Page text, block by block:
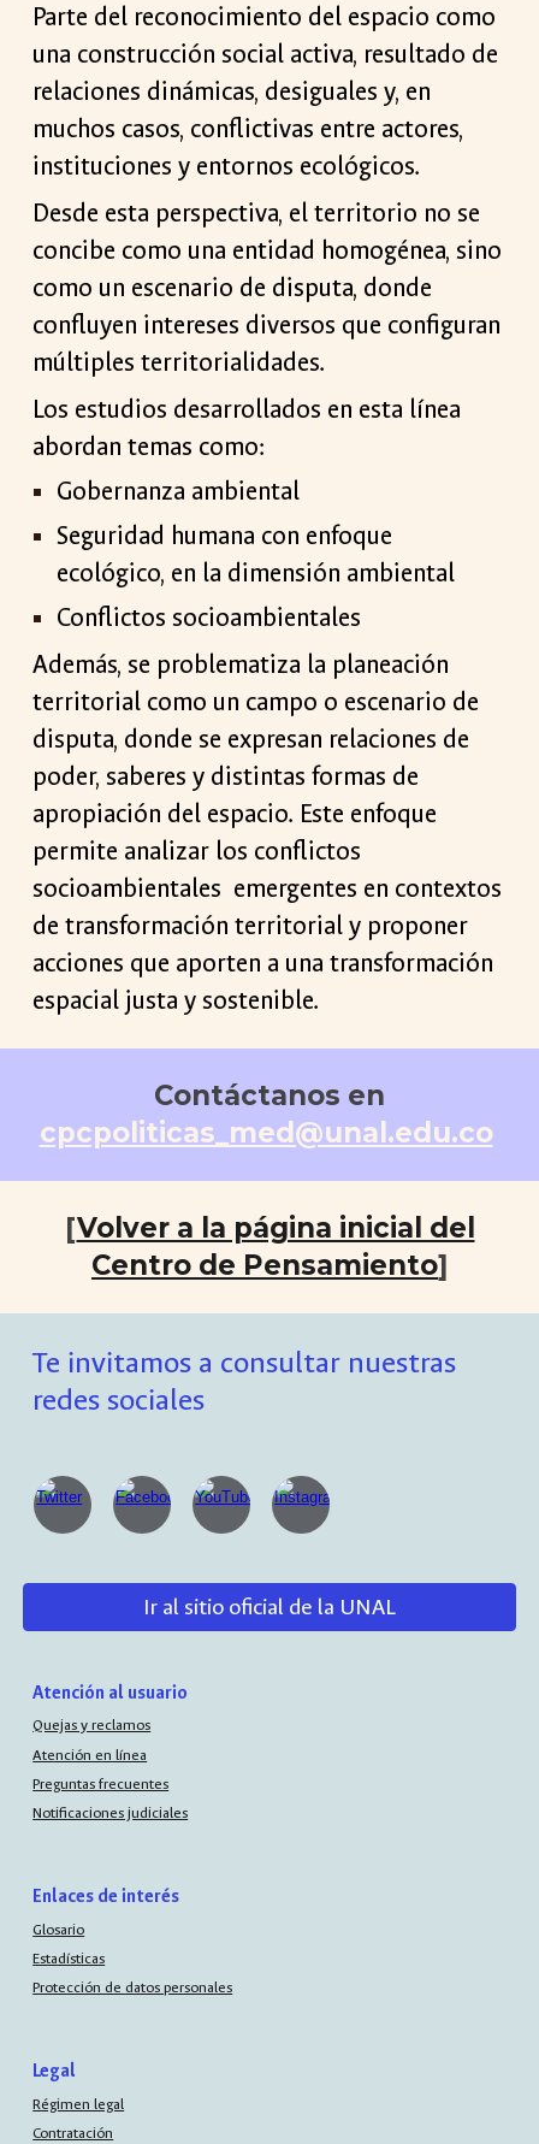
Parte del reconocimiento del espacio como
una construcción social activa, resultado de
relaciones dinámicas, desiguales y, en
muchos casos, conflictivas entre actores,
instituciones y entornos ecológicos.
Desde esta perspectiva, el territorio no se
concibe como una entidad homogénea, sino
como un escenario de disputa, donde
confluyen intereses diversos que configuran
múltiples territorialidades.
Los estudios desarrollados en esta línea
abordan temas como:
Gobernanza ambiental
Seguridad humana con enfoque
ecológico, en la dimensión ambiental
Conflictos socioambientales
Además, se problematiza la planeación
territorial como un campo o escenario de
disputa, donde se expresan relaciones de
poder, saberes y distintas formas de
apropiación del espacio. Este enfoque
permite analizar los conflictos
socioambientales emergentes en contextos
de transformación territorial y proponer
acciones que aporten a una transformación
espacial justa y sostenible.
Contáctanos en
cpcpoliticas_med@unal.edu.co
[Volver a la página inicial del
Centro de Pensamiento]
Te invitamos a consultar nuestras
redes sociales
Ir al sitio oficial de la UNAL
Atención al usuario
Quejas y reclamos
Atención en línea
Preguntas frecuentes
Notificaciones judiciales
Enlaces de interés
Glosario
Estadísticas
Protección de datos personales
Legal
Régimen legal
Contratación